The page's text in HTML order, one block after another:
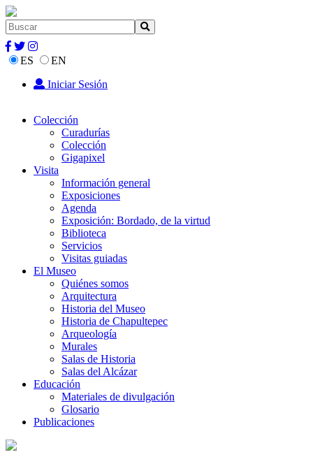
ES
EN
Iniciar Sesión
Colección
Curadurías
Colección
Gigapixel
Visita
Información general
Exposiciones
Agenda
Exposición: Bordado, de la virtud
Biblioteca
Servicios
Visitas guiadas
El Museo
Quiénes somos
Arquitectura
Historia del Museo
Historia de Chapultepec
Arqueología
Murales
Salas de Historia
Salas del Alcázar
Educación
Materiales de divulgación
Glosario
Publicaciones